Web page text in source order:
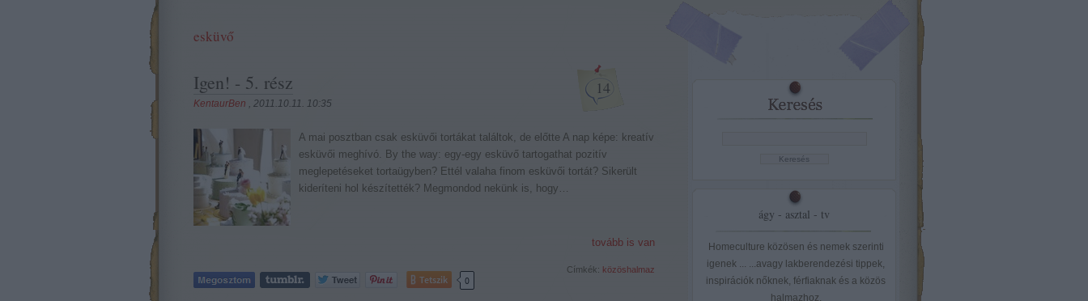
esküvő
14
Igen! - 5. rész
KentaurBen , 2011.10.11. 10:35
A mai posztban csak esküvői tortákat találtok, de előtte A nap képe: kreatív
esküvői meghívó. By the way: egy-egy esküvő tartogathat pozitív
meglepetéseket tortaügyben? Ettél valaha finom esküvői tortát? Sikerült
kideríteni hol készítették? Megmondod nekünk is, hogy…
tovább is van
Címkék: közöshalmaz
Tetszik 0
ágy - asztal - tv
Homeculture közösen és nemek szerinti
igenek ... ...avagy lakberendezési tippek,
inspirációk nőknek, férfiaknak és a közös
halmazhoz.